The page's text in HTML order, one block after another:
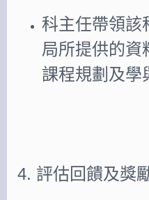
科主任帶領該
局所提供的資
課程規劃及學
4. 評估回饋及獎